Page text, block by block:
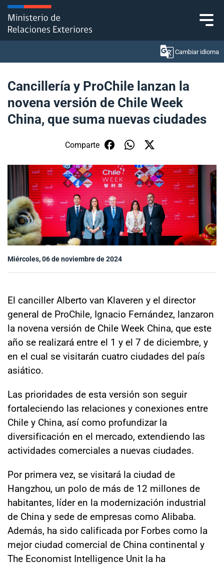
Click acá para ir directamente al contenido
Cambiar idioma
Ministerio
Política Exterior
Embajadas y consulados
Servicios ciudadanos
Subsecretaría de Relaciones Económicas
Internacionales
Sala de prensa
Cancillería y ProChile lanzan la
novena versión de Chile Week
China, que suma nuevas ciudades
Comparte
Miércoles, 06 de noviembre de 2024
El canciller Alberto van Klaveren y el director
general de ProChile, Ignacio Fernández, lanzaron
la novena versión de Chile Week China, que este
año se realizará entre el 1 y el 7 de diciembre, y
en el cual se visitarán cuatro ciudades del país
asiático.
Las prioridades de esta versión son seguir
fortaleciendo las relaciones y conexiones entre
Chile y China, así como profundizar la
diversificación en el mercado, extendiendo las
actividades comerciales a nuevas ciudades.
Por primera vez, se visitará la ciudad de
Hangzhou, un polo de más de 12 millones de
habitantes, líder en la modernización industrial
de China y sede de empresas como Alibaba.
Además, ha sido calificada por Forbes como la
mejor ciudad comercial de China continental y
The Economist Intelligence Unit la ha